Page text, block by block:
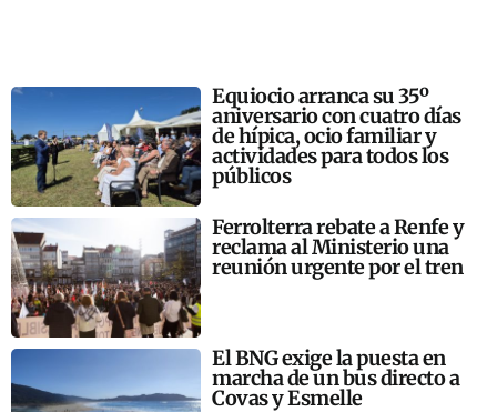
Equiocio arranca su 35º
aniversario con cuatro días
de hípica, ocio familiar y
actividades para todos los
públicos
Ferrolterra rebate a Renfe y
reclama al Ministerio una
reunión urgente por el tren
El BNG exige la puesta en
marcha de un bus directo a
Covas y Esmelle